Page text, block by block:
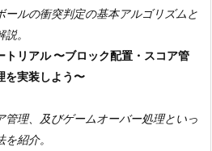
ールの衝突判定の基本アルゴリズムと
。
トリアル 〜ブロック配置・スコア管
を実装しよう〜
管理、及びゲームオーバー処理といっ
紹介。